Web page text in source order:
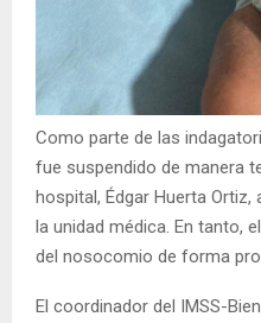
Como parte de las
fue suspendido de manera
hospital, Édgar Huerta
la unidad médica. En tanto,
del nosocomio de forma
El coordinador del IMSS-